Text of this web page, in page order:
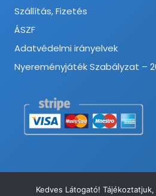
Szállítás, Fizetés
ÁSZF
Adatvédelmi irányelvek
Nyereményjáték Szabályzat –
Kedves Látogató!